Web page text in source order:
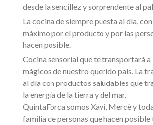
desde la sencillez y sorprendente al
La cocina de siempre puesta al día,
máximo por el producto y por las
hacen posible.
Cocina sensorial que te transportará a
mágicos de nuestro querido país. La
al día con productos saludables que
la energía de la tierra y del mar.
QuintaForca somos Xavi, Mercè y
familia de personas que hacen posible